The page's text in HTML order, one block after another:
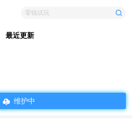
零钱试玩
最近更新
维护中